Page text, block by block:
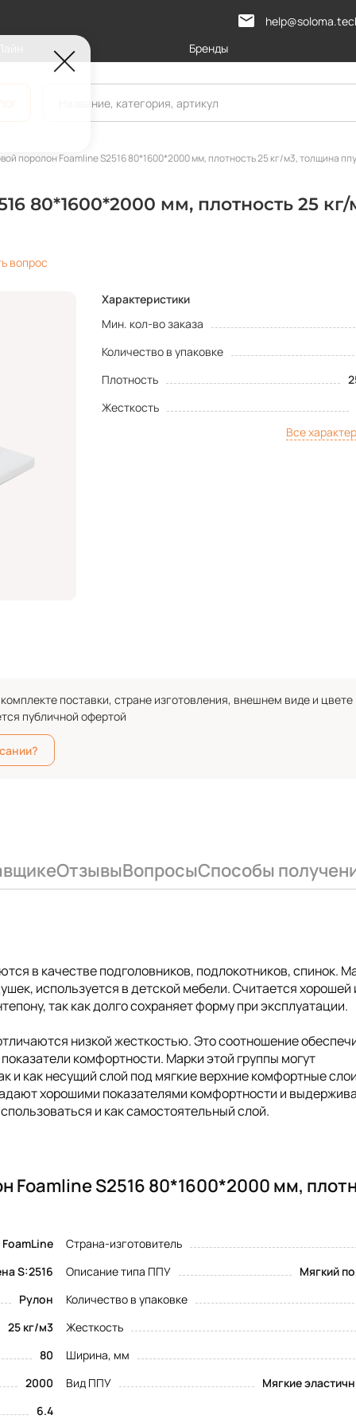
Бренды
поролон Foamline S2516 80*1600*2000 мм, плотность 25 кг/м3, толщина
80*1600*2000 мм, плотность 25 кг/
вопрос
Характеристики
Мин. кол-во заказа
Количество в упаковке
Плотность
Жесткость
Все
поставки, стране изготовления, внешнем виде и цвете
публичной офертой
ОтзывыВопросыСпособы
в качестве подголовников, подлокотников, спинок.
используется в детской мебели. Считается хорошей
так как долго сохраняет форму при эксплуатации.
низкой жесткостью. Это соотношение
комфортности. Марки этой группы могут
и как несущий слой под мягкие верхние комфортные
хорошими показателями комфортности и
и как самостоятельный слой.
Foamline S2516 80*1600*2000 мм,
FoamLine
Страна-изготовитель
S:2516
Описание типа ППУ
Мягкий
Рулон
Количество в упаковке
25 кг/м3
Жесткость
80
Ширина, мм
2000
Вид ППУ
Мягкие
6.4